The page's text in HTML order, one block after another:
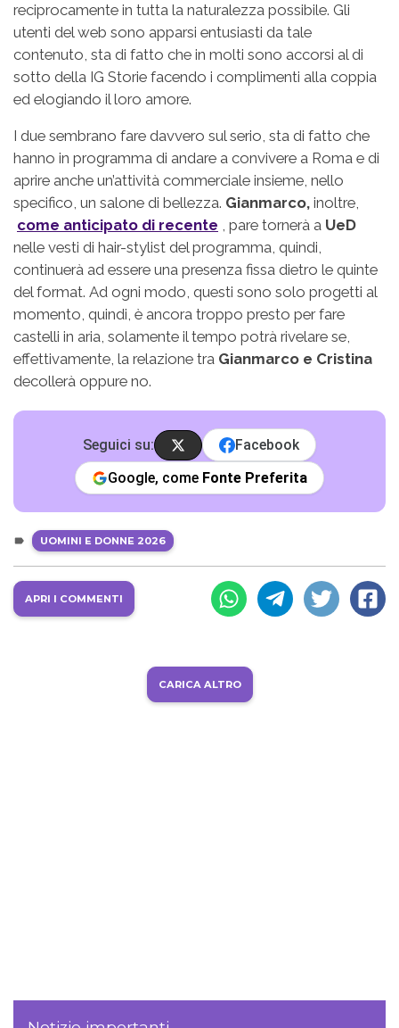
reciprocamente in tutta la naturalezza possibile. Gli
utenti del web sono apparsi entusiasti da tale
contenuto, sta di fatto che in molti sono accorsi al di
sotto della IG Storie facendo i complimenti alla coppia
ed elogiando il loro amore.
I due sembrano fare davvero sul serio, sta di fatto che
hanno in programma di andare a convivere a Roma e di
aprire anche un’attività commerciale insieme, nello
specifico, un salone di bellezza. Gianmarco, inoltre,
come anticipato di recente , pare tornerà a UeD
nelle vesti di hair-stylist del programma, quindi,
continuerà ad essere una presenza fissa dietro le quinte
del format. Ad ogni modo, questi sono solo progetti al
momento, quindi, è ancora troppo presto per fare
castelli in aria, solamente il tempo potrà rivelare se,
effettivamente, la relazione tra Gianmarco e Cristina
decollerà oppure no.
Seguici su:
Facebook
Google, come Fonte Preferita
UOMINI E DONNE 2026
APRI I COMMENTI
CARICA ALTRO